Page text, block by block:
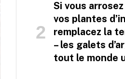
Si vous
vos plantes
remplacez la
– les galets
tout le monde